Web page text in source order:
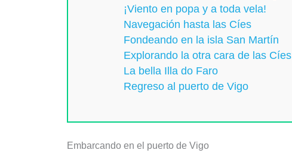
¡Viento en popa y a toda vela!
Navegación hasta las Cíes
Fondeando en la isla San Martín
Explorando la otra cara de las Cíes
La bella Illa do Faro
Regreso al puerto de Vigo
Embarcando en el puerto de Vigo